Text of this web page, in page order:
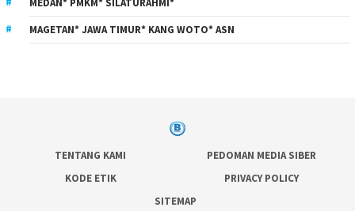
MEDAN* PMKM* SILATURAHMI*
MAGETAN* JAWA TIMUR* KANG WOTO* ASN
TENTANG KAMI
PEDOMAN MEDIA SIBER
KODE ETIK
PRIVACY POLICY
SITEMAP